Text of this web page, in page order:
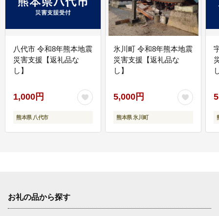
八代市 令和8年熊本地震
災害支援【返礼品な
し】
1,000円
熊本県 八代市
氷川町 令和8年熊本地震
災害支援【返礼品な
し】
5,000円
熊本県 氷川町
お礼の品から探す